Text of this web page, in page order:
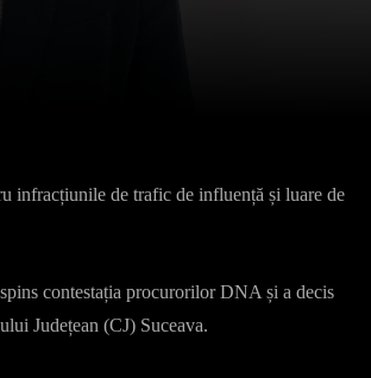
infracțiunile de trafic de influență și luare de
contestația procurorilor DNA și a decis
Județean (CJ) Suceava.